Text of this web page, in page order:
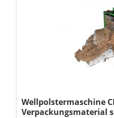
Wellpolstermaschine
Verpackungsmaterial